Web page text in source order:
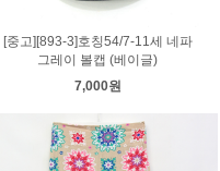
[중고][893-3]호칭54/7-11세 네파
그레이 볼캡 (베이글)
7,000원